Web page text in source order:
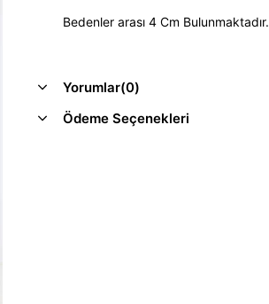
Bedenler arası 4 Cm Bulunmaktadır.
Yorumlar(0)
Ödeme Seçenekleri